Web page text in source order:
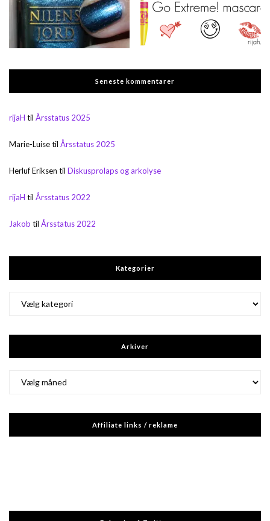
Seneste kommentarer
rijaH til Årsstatus 2025
Marie-Luisetil Årsstatus 2025
Herluf Eriksen til Diskusprolaps og arkolyse
rijaH til Årsstatus 2022
Jakob til Årsstatus 2022
Kategorier
Arkiver
Affiliate links / reklame